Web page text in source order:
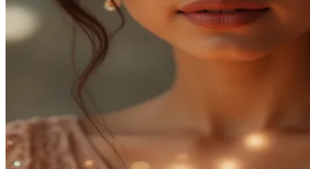
Tommee Tippee
Trunki
Tutti Bambini
TY Toys